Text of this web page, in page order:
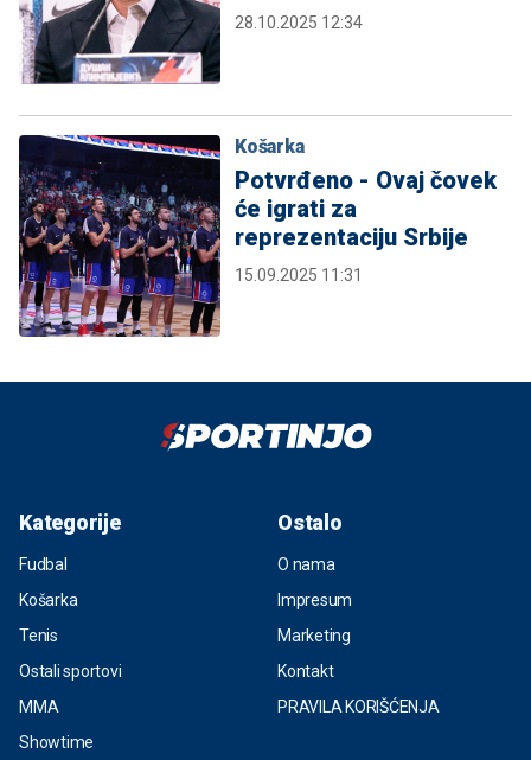
28.10.2025 12:34
Košarka
Potvrđeno - Ovaj čovek
će igrati za
reprezentaciju Srbije
15.09.2025 11:31
Kategorije
Fudbal
Košarka
Tenis
Ostali sportovi
MMA
Showtime
Ostalo
O nama
Impresum
Marketing
Kontakt
PRAVILA KORIŠĆENJA